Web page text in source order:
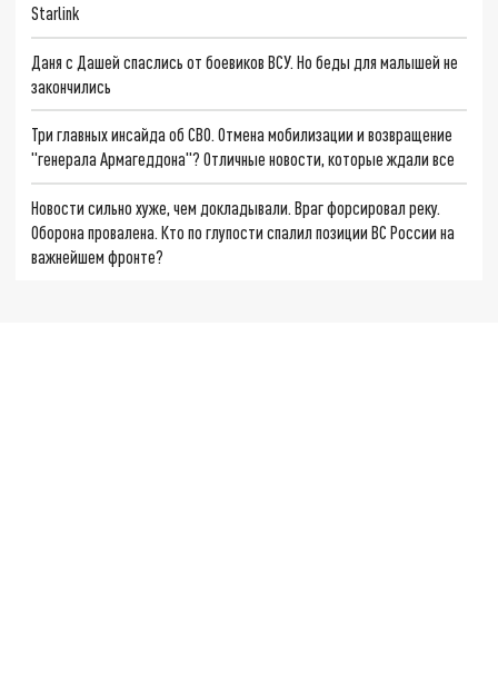
Starlink
Даня с Дашей спаслись от боевиков ВСУ. Но беды для малышей не
закончились
Три главных инсайда об СВО. Отмена мобилизации и возвращение
"генерала Армагеддона"? Отличные новости, которые ждали все
Новости сильно хуже, чем докладывали. Враг форсировал реку.
Оборона провалена. Кто по глупости спалил позиции ВС России на
важнейшем фронте?